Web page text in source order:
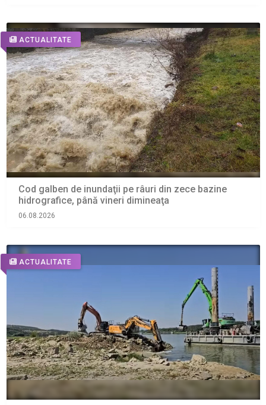
ACTUALITATE
Cod galben de inundaţii pe râuri din zece bazine
hidrografice, până vineri dimineaţa
06.08.2026
ACTUALITATE